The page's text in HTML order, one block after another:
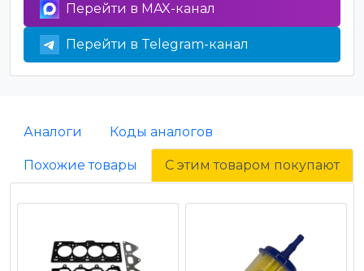
Перейти в MAX-канал
Перейти в Telegram-канал
Аналоги Коды аналогов
Похожие товары С этим товаром покупают